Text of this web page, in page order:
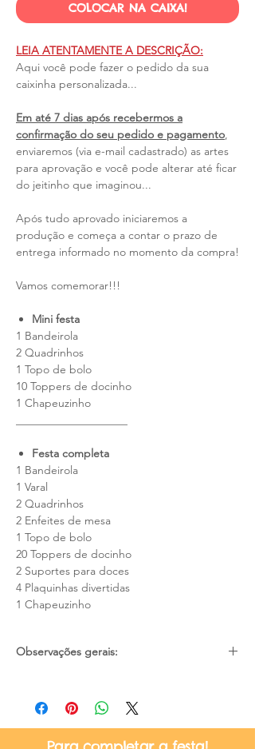
COLOCAR NA CAIXA!
LEIA ATENTAMENTE A DESCRIÇÃO:
Aqui você pode fazer o pedido da sua
caixinha personalizada...
Em até 7 dias após recebermos a
confirmação do seu pedido e pagamento,
enviaremos (via e-mail cadastrado) as artes
para aprovação e você pode alterar até ficar
do jeitinho que imaginou...
Após tudo aprovado iniciaremos a
produção e começa a contar o prazo de
entrega informado no momento da compra!
Vamos comemorar!!!
Mini festa
1 Bandeirola
2 Quadrinhos
1 Topo de bolo
10 Toppers de docinho
1 Chapeuzinho
Festa completa
1 Bandeirola
1 Varal
2 Quadrinhos
2 Enfeites de mesa
1 Topo de bolo
20 Toppers de docinho
2 Suportes para doces
4 Plaquinhas divertidas
1 Chapeuzinho
Observações gerais:
cadastrado, então fique atenta(o) para
não prejudicar os prazos estipulados;
Pode haver pequena diferença de cores